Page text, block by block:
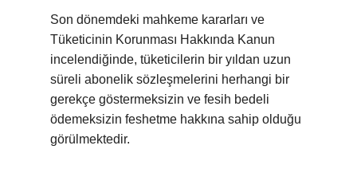
Son dönemdeki mahkeme kararları ve
Tüketicinin Korunması Hakkında Kanun
incelendiğinde, tüketicilerin bir yıldan uzun
süreli abonelik sözleşmelerini herhangi bir
gerekçe göstermeksizin ve fesih bedeli
ödemeksizin feshetme hakkına sahip olduğu
görülmektedir.